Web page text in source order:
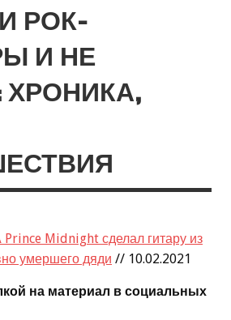
РОК-
И НЕ
ХРОНИКА,
Midnight сделал гитару из
умершего дяди // 10.02.2021
на материал в социальных